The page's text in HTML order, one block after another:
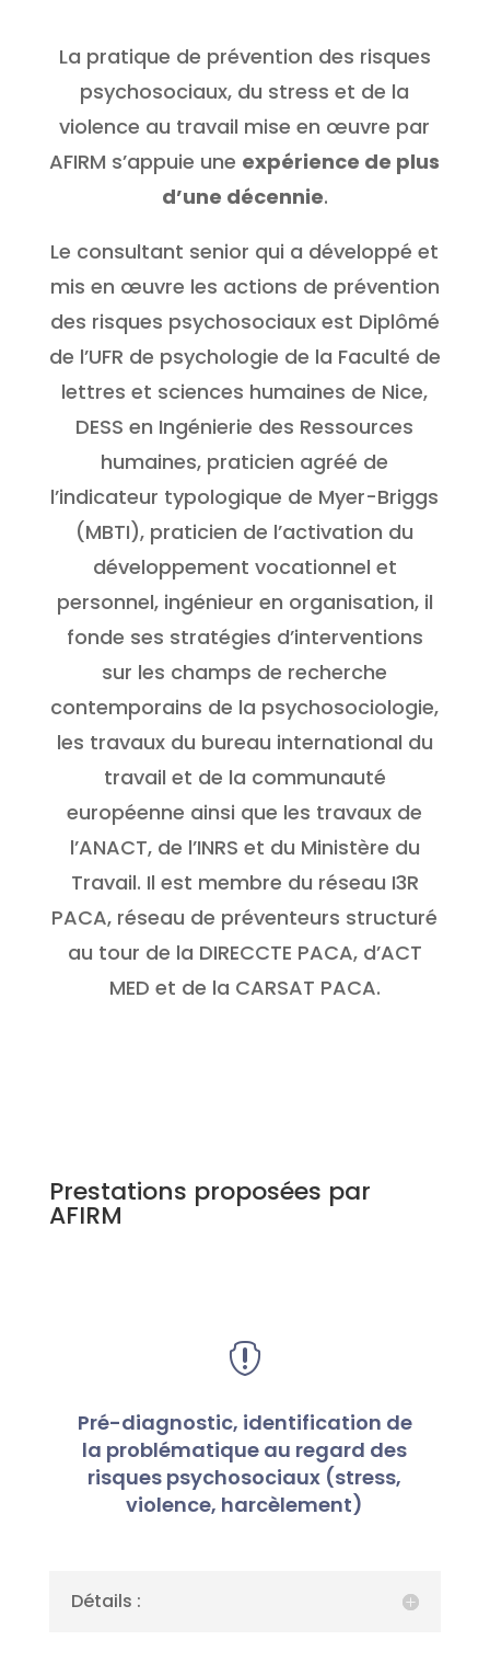
La pratique de prévention des risques
psychosociaux, du stress et de la
violence au travail mise en œuvre par
AFIRM s’appuie une expérience de plus
d’une décennie.
Le consultant senior qui a développé et
mis en œuvre les actions de prévention
des risques psychosociaux est Diplômé
de l’UFR de psychologie de la Faculté de
lettres et sciences humaines de Nice,
DESS en Ingénierie des Ressources
humaines, praticien agréé de
l’indicateur typologique de Myer-Briggs
(MBTI), praticien de l’activation du
développement vocationnel et
personnel, ingénieur en organisation, il
fonde ses stratégies d’interventions
sur les champs de recherche
contemporains de la psychosociologie,
les travaux du bureau international du
travail et de la communauté
européenne ainsi que les travaux de
l’ANACT, de l’INRS et du Ministère du
Travail. Il est membre du réseau I3R
PACA, réseau de préventeurs structuré
au tour de la DIRECCTE PACA, d’ACT
MED et de la CARSAT PACA.
Prestations proposées par
AFIRM

Pré-diagnostic, identification de
la problématique au regard des
risques psychosociaux (stress,
violence, harcèlement)
Détails :